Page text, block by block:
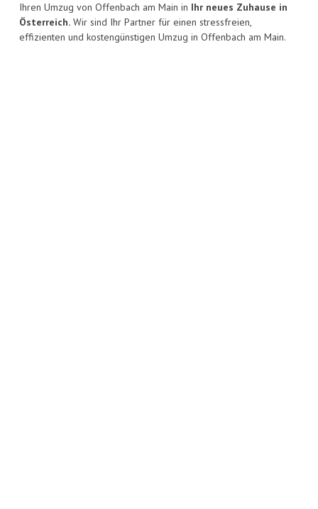
Ihren Umzug von Offenbach am Main in Ihr neues Zuhause in
Österreich. Wir sind Ihr Partner für einen stressfreien,
effizienten und kostengünstigen Umzug in Offenbach am Main.